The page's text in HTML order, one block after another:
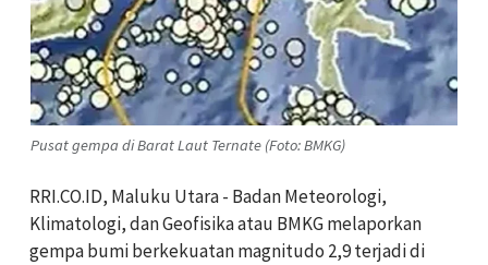
Pusat gempa di Barat Laut Ternate (Foto: BMKG)
RRI.CO.ID, Maluku Utara - Badan Meteorologi,
Klimatologi, dan Geofisika atau BMKG melaporkan
gempa bumi berkekuatan magnitudo 2,9 terjadi di